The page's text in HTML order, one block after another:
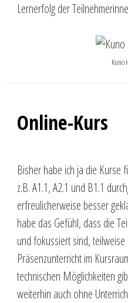
Lernerfolg der
Kuno
Online-Kurs
Bisher habe ich ja die Kurse
z.B. A1.1, A2.1 und B1.1
erfreulicherweise besser
habe das Gefühl, dass die
und fokussiert sind,
Präsenzunterricht im
technischen Möglichkeiten
weiterhin auch ohne